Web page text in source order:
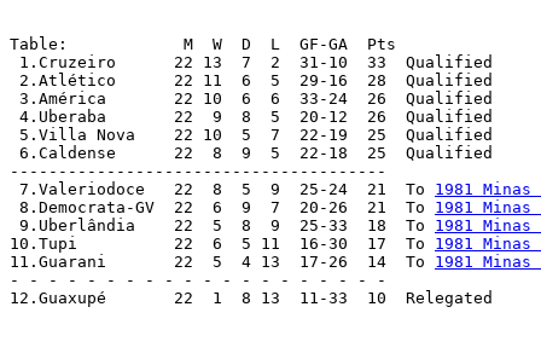
Table:		  M  W  D  L  GF-GA  Pts
1.Cruzeiro  	 22 13  7  2  31-10  33  Qualified
2.Atlético  	 22 11  6  5  29-16  28  Qualified
3.América  	 22 10  6  6  33-24  26  Qualified
4.Uberaba	 22  9  8  5  20-12  26  Qualified
5.Villa Nova    22 10  5  7  22-19  25  Qualified
6.Caldense	 22  8  9  5  22-18  25  Qualified
---------------------------------------
7.Valeriodoce	 22  8  5  9  25-24  21  To 1981 Minas
8.Democrata-GV  22  6  9  7  20-26  21  To 1981 Minas
9.Uberlândia    22  5  8  9  25-33  18  To 1981 Minas
10.Tupi	 	 22  6  5 11  16-30  17  To 1981 Minas
11.Guarani	 22  5  4 13  17-26  14  To 1981 Minas
- - - - - - - - - - - - - - - - - - - -
12.Guaxupé  	 22  1  8 13  11-33  10  Relegated